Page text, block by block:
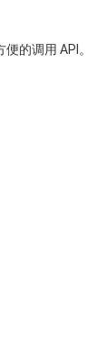
的调用 API。